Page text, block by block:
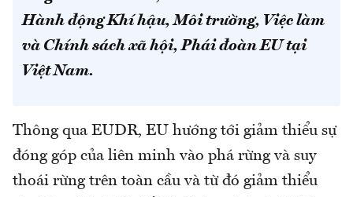
Hành động Khí hậu, Môi trường, Việc làm
và Chính sách xã hội, Phái đoàn EU tại
Việt Nam.
Thông qua EUDR, EU hướng tới giảm thiểu sự
đóng góp của liên minh vào phá rừng và suy
thoái rừng trên toàn cầu và từ đó giảm thiểu